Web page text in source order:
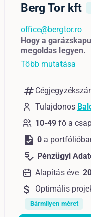
Berg Tor kft
office@bergtor.ro
Hogy a
megoldas legyen.
Több mutatása
numbers
Tulajdonos
10-49 fő a
task 0 a
price_check Pénzügyi
Alapítás éve
attach_money Optimális
Bármilyen méret